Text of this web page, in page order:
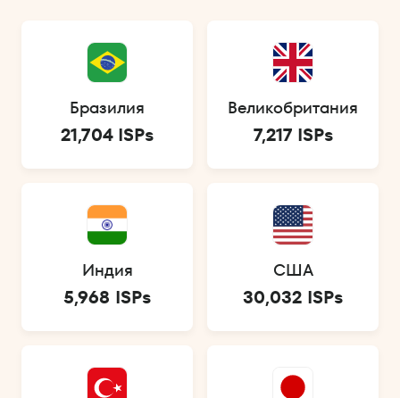
Бразилия
21,704 ISPs
Великобритания
7,217 ISPs
Индия
5,968 ISPs
США
30,032 ISPs